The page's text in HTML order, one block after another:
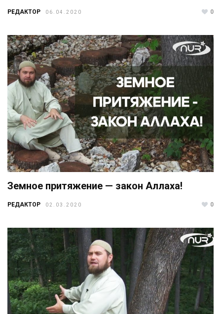
РЕДАКТОР 06.04.2020 0
Земное притяжение — закон Аллаха!
РЕДАКТОР 02.03.2020 0